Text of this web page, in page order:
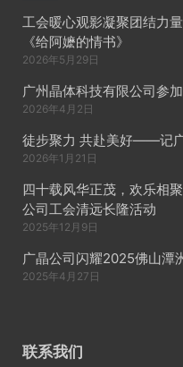
工会暖心观影凝聚团结力
《给阿嬷的情书》
2026年5月29日
广州晶体科技有限公司参
2026年4月2日
徒步聚力 共赴美好——记
2026年1月21日
四十载风华正茂，欢乐相
公司工会清远长隆活动
2025年12月9日
广晶公司闪耀2025佛山潭
2025年4月27日
联系我们